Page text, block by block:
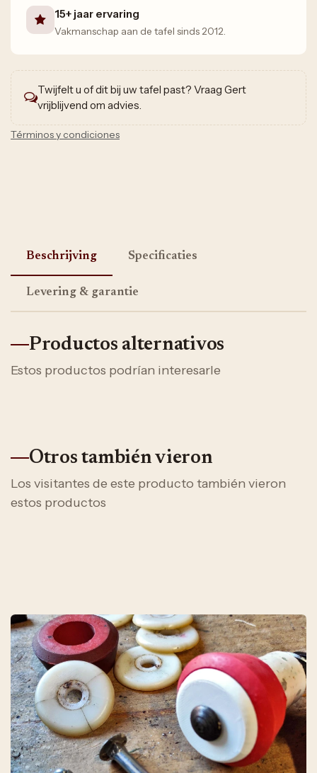
15+ jaar ervaring
Vakmanschap aan de tafel sinds 2012.
Twijfelt u of dit bij uw tafel past? Vraag Gert
vrijblijvend om advies.
Términos y condiciones
Beschrijving Specificaties
Levering & garantie
Productos alternativos
Estos productos podrían interesarle
Otros también vieron
Los visitantes de este producto también vieron
estos productos